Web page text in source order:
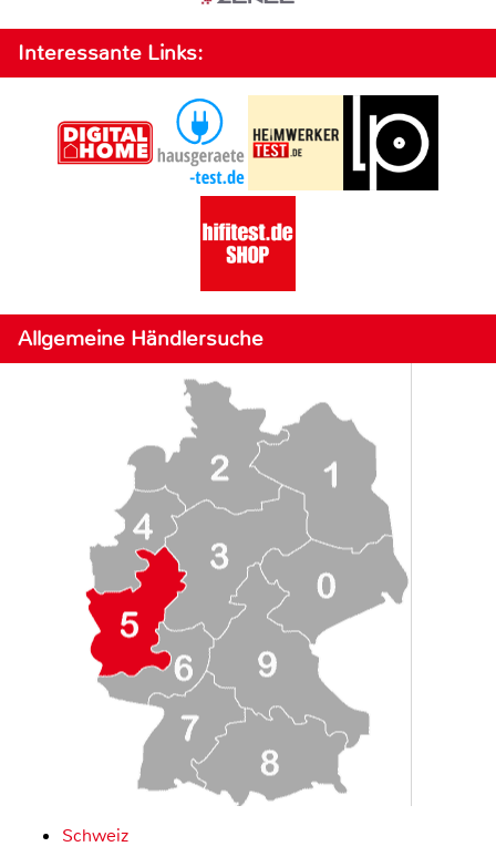
Interessante Links:
Allgemeine Händlersuche
Schweiz